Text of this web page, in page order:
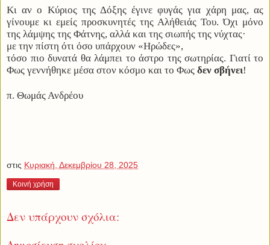
Κι αν ο Κύριος της Δόξης έγινε φυγάς για χάρη μας, ας
γίνουμε κι εμείς προσκυνητές της Αλήθειάς Του. Όχι μόνο
της λάμψης της Φάτνης, αλλά και της σιωπής της νύχτας·
με την πίστη ότι όσο υπάρχουν «Ηρώδες»,
τόσο πιο δυνατά θα λάμπει το άστρο της σωτηρίας. Γιατί το
Φως γεννήθηκε μέσα στον κόσμο και το Φως δεν σβήνει!
π. Θωμάς Ανδρέου
στις Κυριακή, Δεκεμβρίου 28, 2025
Κοινή χρήση
Δεν υπάρχουν σχόλια: